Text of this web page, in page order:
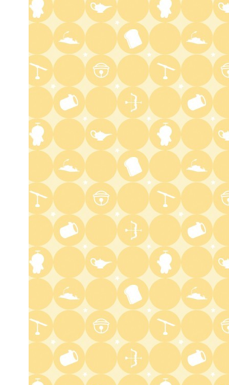
FRUITS ZIPPERのNEW
KAWAIIってしてよ?
深夜 2:27
サクラミーツ 【強烈キャラ登
場】コロチキコント&オンリー
ワンミーツ完結編!!
深夜 2:52
EBiDAN熱中!朝までBUDDiiS
深夜 3:17
ドンデコルテ銀次と弱者たちの
鍋会 傑作選
深夜 3:37
バスケW杯まであと1年 あの
歓喜をもう一度
深夜 3:45
ショッピングなう